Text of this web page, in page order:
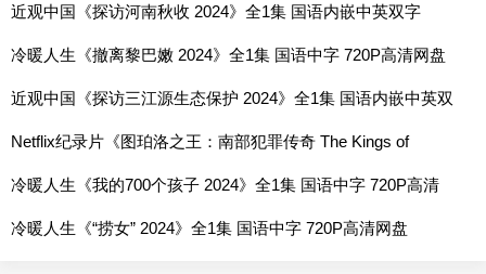
高清网盘
近观中国《探访河南秋收 2024》全1集 国语内嵌中英双字
720P高清网盘
冷暖人生《撤离黎巴嫩 2024》全1集 国语中字 720P高清网盘
近观中国《探访三江源生态保护 2024》全1集 国语内嵌中英双
字 720P高清网盘
Netflix纪录片《图珀洛之王：南部犯罪传奇 The Kings of
Tupelo: A Southern Crime Saga 2024》全1集 英语中字 1080P
高清网盘
冷暖人生《我的700个孩子 2024》全1集 国语中字 720P高清
网盘
冷暖人生《“捞女” 2024》全1集 国语中字 720P高清网盘